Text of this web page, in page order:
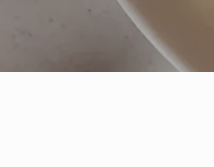
Hit enter to search or ESC